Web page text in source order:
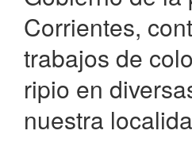
Corrientes,
trabajos de
ripio en
nuestra